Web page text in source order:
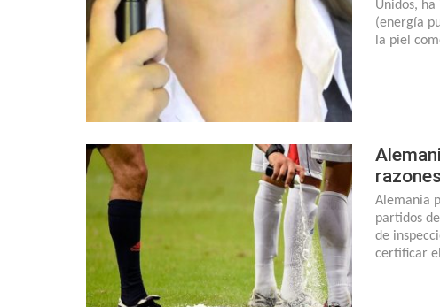
Unidos,
(energía
la piel
razones
Alemania
partidos
de
certificar